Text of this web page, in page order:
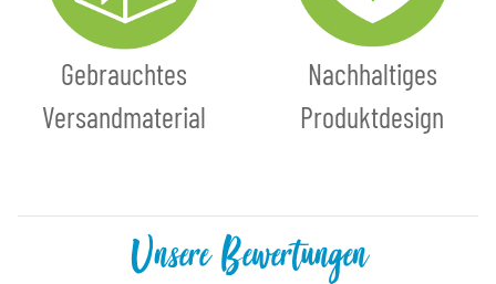
Gebrauchtes
Versandmaterial
Nachhaltiges
Produktdesign
Unsere Bewertungen